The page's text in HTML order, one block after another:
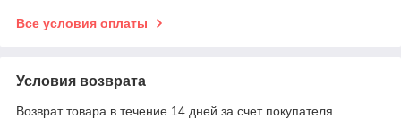
Все условия оплаты
Условия возврата
Возврат товара в течение 14 дней за счет покупателя